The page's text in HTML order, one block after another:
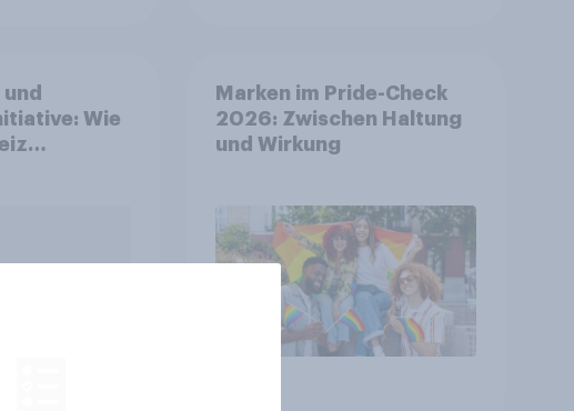
Wie
Marken im Pride-Check
2026: Zwischen Haltung
und Wirkung